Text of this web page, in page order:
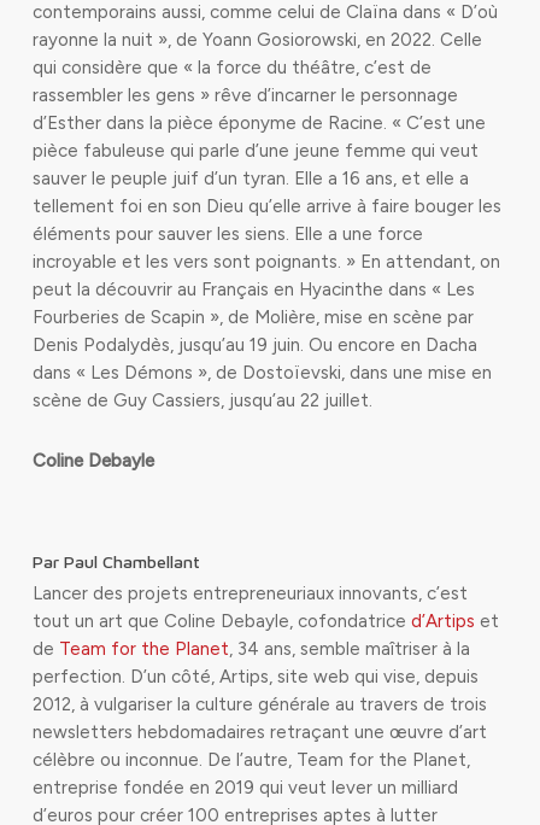
contemporains aussi, comme celui de Claïna dans « D’où
rayonne la nuit », de Yoann Gosiorowski, en 2022. Celle
qui considère que « la force du théâtre, c’est de
rassembler les gens » rêve d’incarner le personnage
d’Esther dans la pièce éponyme de Racine. « C’est une
pièce fabuleuse qui parle d’une jeune femme qui veut
sauver le peuple juif d’un tyran. Elle a 16 ans, et elle a
tellement foi en son Dieu qu’elle arrive à faire bouger les
éléments pour sauver les siens. Elle a une force
incroyable et les vers sont poignants. » En attendant, on
peut la découvrir au Français en Hyacinthe dans « Les
Fourberies de Scapin », de Molière, mise en scène par
Denis Podalydès, jusqu’au 19 juin. Ou encore en Dacha
dans « Les Démons », de Dostoïevski, dans une mise en
scène de Guy Cassiers, jusqu’au 22 juillet.
Coline Debayle
Par Paul Chambellant
Lancer des projets entrepreneuriaux innovants, c’est
tout un art que Coline Debayle, cofondatrice d’Artips et
de Team for the Planet, 34 ans, semble maîtriser à la
perfection. D’un côté, Artips, site web qui vise, depuis
2012, à vulgariser la culture générale au travers de trois
newsletters hebdomadaires retraçant une œuvre d’art
célèbre ou inconnue. De l’autre, Team for the Planet,
entreprise fondée en 2019 qui veut lever un milliard
d’euros pour créer 100 entreprises aptes à lutter